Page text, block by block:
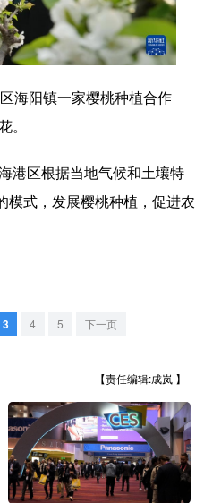
信息化 数字经济
银龄 溯源中国
能源 会展
亚太网 上市公司
河北
福建 江西
湖北 湖南
海南 重庆
阳镇一家樱桃种植合作
区根据当地气候和土壤特
模式，发展樱桃种植，促进农
3 4 5 下一页
【责任编辑:成岚 】